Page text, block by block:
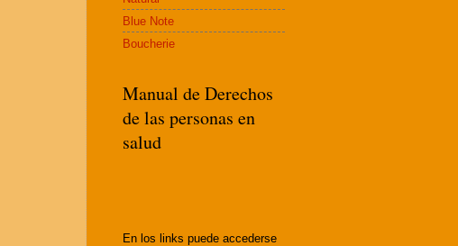
Blue Note
Boucherie
Manual de Derechos
de las personas en
salud
En los links puede accederse